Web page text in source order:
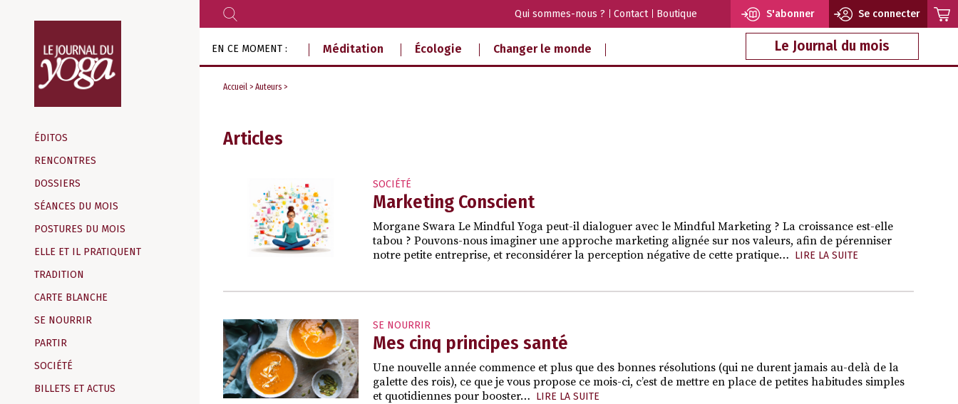
d‘information
indépendant
ÉDITOS
RENCONTRES
DOSSIERS
SÉANCES DU MOIS
POSTURES DU MOIS
ELLE ET IL PRATIQUENT
TRADITION
CARTE BLANCHE
SE NOURRIR
PARTIR
SOCIÉTÉ
BILLETS ET ACTUS
RECHERCHER Qui sommes-nous ? Contact Boutique S'abonner Se connecter
EN CE MOMENT : Méditation Écologie Changer le monde Le Journal du mois
Accueil > Auteurs >
Articles
SOCIÉTÉ
Marketing Conscient
Morgane Swara Le Mindful Yoga peut-il dialoguer avec le Mindful Marketing ? La croissance est-elle
tabou ? Pouvons-nous imaginer une approche marketing alignée sur nos valeurs, afin de pérenniser
notre petite entreprise, et reconsidérer la perception négative de cette pratique… LIRE LA SUITE
SE NOURRIR
Mes cinq principes santé
Une nouvelle année commence et plus que des bonnes résolutions (qui ne durent jamais au-delà de la
galette des rois), ce que je vous propose ce mois-ci, c’est de mettre en place de petites habitudes simples
et quotidiennes pour booster… LIRE LA SUITE